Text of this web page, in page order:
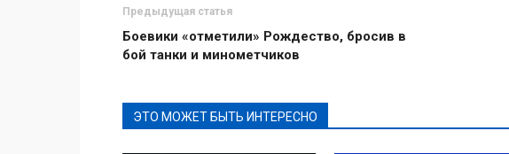
Предыдущая статья
Боевики «отметили» Рождество, бросив в
бой танки и минометчиков
ЭТО МОЖЕТ БЫТЬ ИНТЕРЕСНО